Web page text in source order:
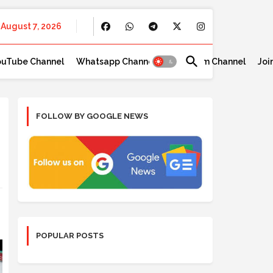
August 7, 2026
Channel Whatsapp Channel Telegram Channel
FOLLOW BY GOOGLE NEWS
POPULAR POSTS